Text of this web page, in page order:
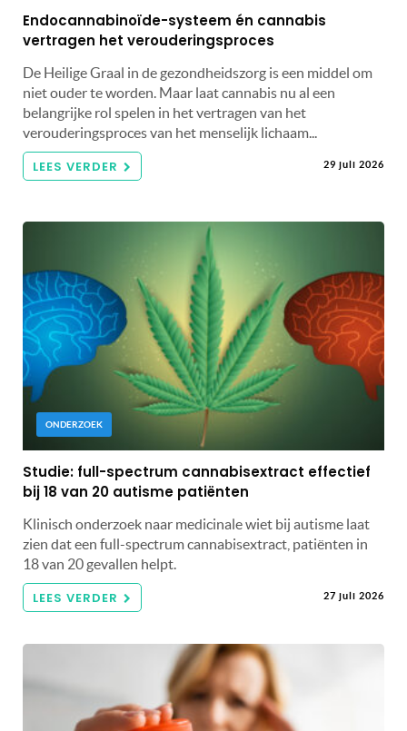
Endocannabinoïde-systeem én cannabis
vertragen het verouderingsproces
De Heilige Graal in de gezondheidszorg is een middel om
niet ouder te worden. Maar laat cannabis nu al een
belangrijke rol spelen in het vertragen van het
verouderingsproces van het menselijk lichaam...
LEES VERDER 29 juli 2026
ONDERZOEK
Studie: full-spectrum cannabisextract effectief
bij 18 van 20 autisme patiënten
Klinisch onderzoek naar medicinale wiet bij autisme laat
zien dat een full-spectrum cannabisextract, patiënten in
18 van 20 gevallen helpt.
LEES VERDER 27 juli 2026